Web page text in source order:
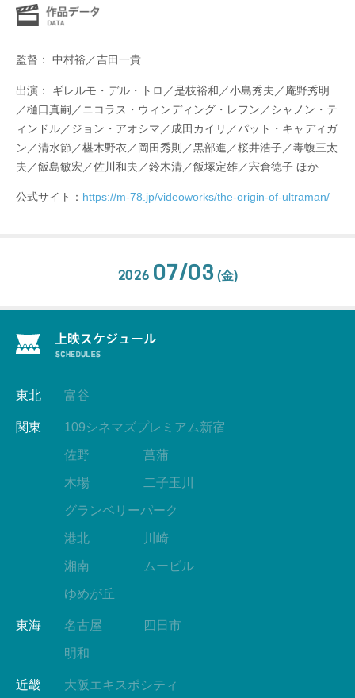
監督： 中村裕／吉田一貴
出演： ギレルモ・デル・トロ／是枝裕和／小島秀夫／庵野秀明
／樋口真嗣／ニコラス・ウィンディング・レフン／シャノン・テ
ィンドル／ジョン・アオシマ／成田カイリ／パット・キャディガ
ン／清水節／椹木野衣／岡田秀則／黒部進／桜井浩子／毒蝮三太
夫／飯島敏宏／佐川和夫／鈴木清／飯塚定雄／宍倉徳子 ほか
公式サイト： https://m-78.jp/videoworks/the-origin-of-ultraman/
2026 07/03 (金)
東北 富谷
関東 109シネマズプレミアム新宿
佐野 菖蒲
木場 二子玉川
グランベリーパーク
港北 川崎
湘南 ムービル
ゆめが丘
東海 名古屋 四日市
明和
近畿 大阪エキスポシティ